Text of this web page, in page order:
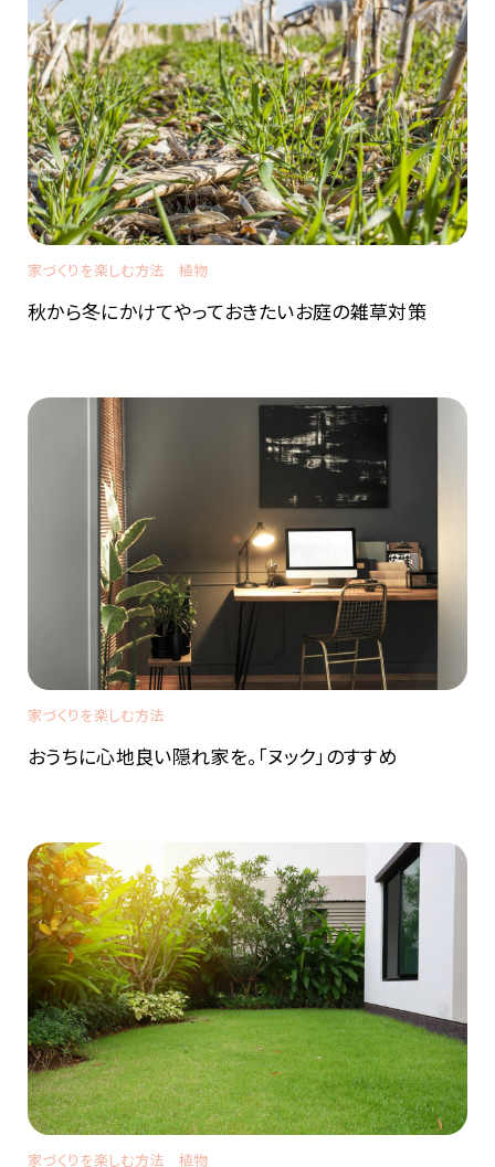
家づくりを楽しむ方法 植物
秋から冬にかけてやっておきたいお庭の雑草対策
家づくりを楽しむ方法
おうちに心地良い隠れ家を。「ヌック」のすすめ
家づくりを楽しむ方法 植物